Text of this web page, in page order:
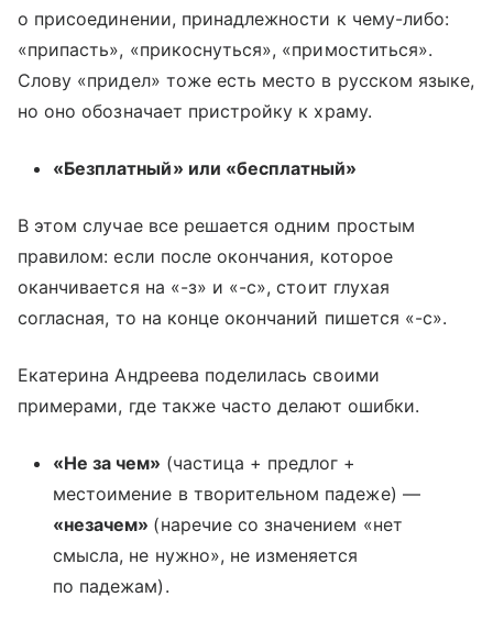
о присоединении, принадлежности к чему-либо:
«припасть», «прикоснуться», «примоститься».
Слову «придел» тоже есть место в русском языке,
но оно обозначает пристройку к храму.
«Безплатный» или «бесплатный»
В этом случае все решается одним простым
правилом: если после окончания, которое
оканчивается на «-з» и «-с», стоит глухая
согласная, то на конце окончаний пишется «-с».
Екатерина Андреева поделилась своими
примерами, где также часто делают ошибки.
«Не за чем» (частица + предлог +
местоимение в творительном падеже) —
«незачем» (наречие со значением «нет
смысла, не нужно», не изменяется
по падежам).